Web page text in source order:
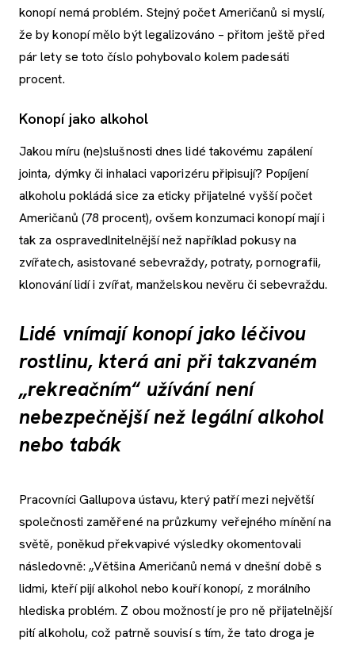
konopí nemá problém. Stejný počet Američanů si myslí,
že by konopí mělo být legalizováno – přitom ještě před
pár lety se toto číslo pohybovalo kolem padesáti
procent.
Konopí jako alkohol
Jakou míru (ne)slušnosti dnes lidé takovému zapálení
jointa, dýmky či inhalaci vaporizéru připisují? Popíjení
alkoholu pokládá sice za eticky přijatelné vyšší počet
Američanů (78 procent), ovšem konzumaci konopí mají i
tak za ospravedlnitelnější než například pokusy na
zvířatech, asistované sebevraždy, potraty, pornografii,
klonování lidí i zvířat, manželskou nevěru či sebevraždu.
Lidé vnímají konopí jako léčivou
rostlinu, která ani při takzvaném
„rekreačním“ užívání není
nebezpečnější než legální alkohol
nebo tabák
Pracovníci Gallupova ústavu, který patří mezi největší
společnosti zaměřené na průzkumy veřejného mínění na
světě, poněkud překvapivé výsledky okomentovali
následovně: „Většina Američanů nemá v dnešní době s
lidmi, kteří pijí alkohol nebo kouří konopí, z morálního
hlediska problém. Z obou možností je pro ně přijatelnější
pití alkoholu, což patrně souvisí s tím, že tato droga je